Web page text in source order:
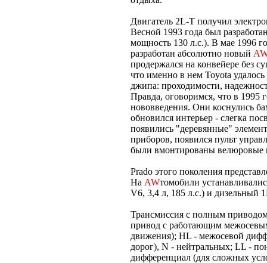
Двигатель 2L-T получил
Весной 1993 года был
мощность 130 л.с.). В мае 1996
разработан абсолютно новый
продержался на конвейере без
что именно в нем Toyota
джипа: проходимости,
Правда, оговоримся, что в 1995
нововведения. Они коснулись
обновился интерьер - слегка
появились "деревянные"
приборов, появился пульт
были вмонтированы велюровые
Prado этого поколения
На AWтомобили
V6, 3,4 л, 185 л.с.) и дизельный
Трансмиссия с полным
привод с работающим
движения); HL - межосевой
дорог), N - нейтральных; LL -
дифференциал (для сложных